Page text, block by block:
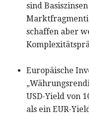
sind
schaffen aber
Europäische
USD-Yield von
als ein EUR-